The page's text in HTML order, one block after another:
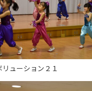
ューション２１